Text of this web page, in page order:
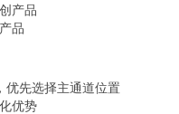
产品
品
优先选择主通道位置
优势